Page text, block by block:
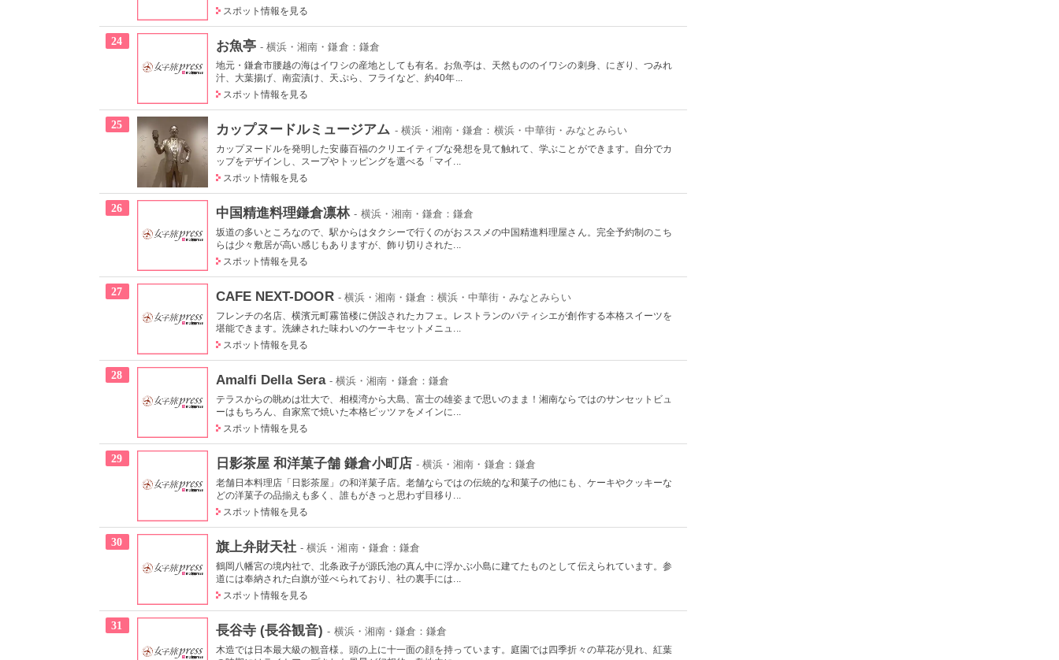
スポット情報を見る
24 お魚亭 - 横浜・湘南・鎌倉：鎌倉
地元・鎌倉市腰越の海はイワシの産地としても有名。お魚亭は、天然もののイワシの刺身、にぎり、つみれ
汁、大葉揚げ、南蛮漬け、天ぷら、フライなど、約40年...
スポット情報を見る
25 カップヌードルミュージアム - 横浜・湘南・鎌倉：横浜・中華街・みなとみらい
カップヌードルを発明した安藤百福のクリエイティブな発想を見て触れて、学ぶことができます。自分でカ
ップをデザインし、スープやトッピングを選べる「マイ...
スポット情報を見る
26 中国精進料理鎌倉凛林 - 横浜・湘南・鎌倉：鎌倉
坂道の多いところなので、駅からはタクシーで行くのがおススメの中国精進料理屋さん。完全予約制のこち
らは少々敷居が高い感じもありますが、飾り切りされた...
スポット情報を見る
27 CAFE NEXT-DOOR - 横浜・湘南・鎌倉：横浜・中華街・みなとみらい
フレンチの名店、横濱元町霧笛楼に併設されたカフェ。レストランのパティシエが創作する本格スイーツを
堪能できます。洗練された味わいのケーキセットメニュ...
スポット情報を見る
28 Amalfi Della Sera - 横浜・湘南・鎌倉：鎌倉
テラスからの眺めは壮大で、相模湾から大島、富士の雄姿まで思いのまま！湘南ならではのサンセットビュ
ーはもちろん、自家窯で焼いた本格ピッツァをメインに...
スポット情報を見る
29 日影茶屋 和洋菓子舗 鎌倉小町店 - 横浜・湘南・鎌倉：鎌倉
老舗日本料理店「日影茶屋」の和洋菓子店。老舗ならではの伝統的な和菓子の他にも、ケーキやクッキーな
どの洋菓子の品揃えも多く、誰もがきっと思わず目移り...
スポット情報を見る
30 旗上弁財天社 - 横浜・湘南・鎌倉：鎌倉
鶴岡八幡宮の境内社で、北条政子が源氏池の真ん中に浮かぶ小島に建てたものとして伝えられています。参
道には奉納された白旗が並べられており、社の裏手には...
スポット情報を見る
31 長谷寺 (長谷観音) - 横浜・湘南・鎌倉：鎌倉
木造では日本最大級の観音様。頭の上に十一面の顔を持っています。庭園では四季折々の草花が見れ、紅葉